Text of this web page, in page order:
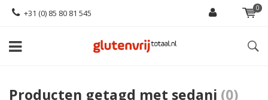
+31 (0) 85 80 81 545 0
Producten getagd met sedani (0)